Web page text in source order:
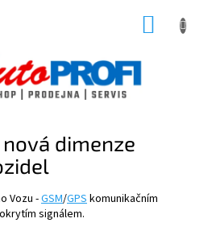
dimenze
Vozu -GSM/GPS komunikačním
signálem.